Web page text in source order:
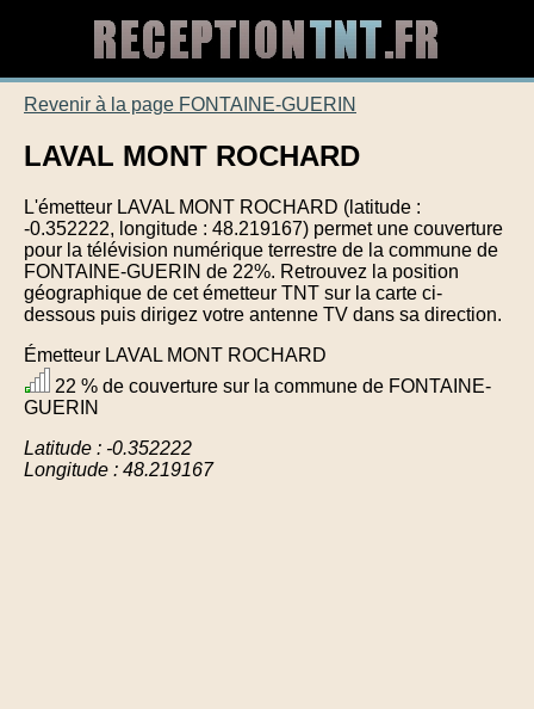
Revenir à la page FONTAINE-GUERIN
LAVAL MONT ROCHARD
L'émetteur LAVAL MONT ROCHARD (latitude :
-0.352222, longitude : 48.219167) permet une couverture
pour la télévision numérique terrestre de la commune de
FONTAINE-GUERIN de 22%. Retrouvez la position
géographique de cet émetteur TNT sur la carte ci-
dessous puis dirigez votre antenne TV dans sa direction.
Émetteur LAVAL MONT ROCHARD
22 % de couverture sur la commune de FONTAINE-
GUERIN
Latitude : -0.352222
Longitude : 48.219167